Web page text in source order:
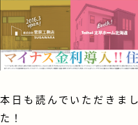
本日も読んでいただきま
た！